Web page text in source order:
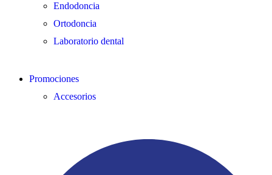
Endodoncia
Ortodoncia
Laboratorio dental
Promociones
Accesorios